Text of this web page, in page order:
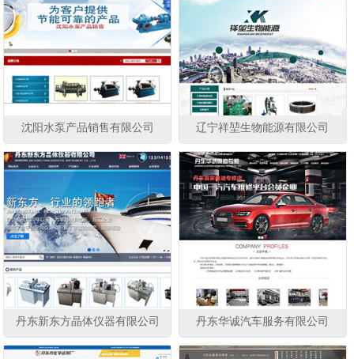
沈阳水泵产品销售有限公司 辽宁祥堃生物能源有限公司
丹东新东方晶体仪器有限公司 丹东华诚汽车服务有限公司